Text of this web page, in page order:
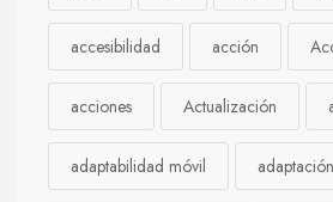
accesibilidad acción
acciones Actualización
adaptabilidad móvil adaptación